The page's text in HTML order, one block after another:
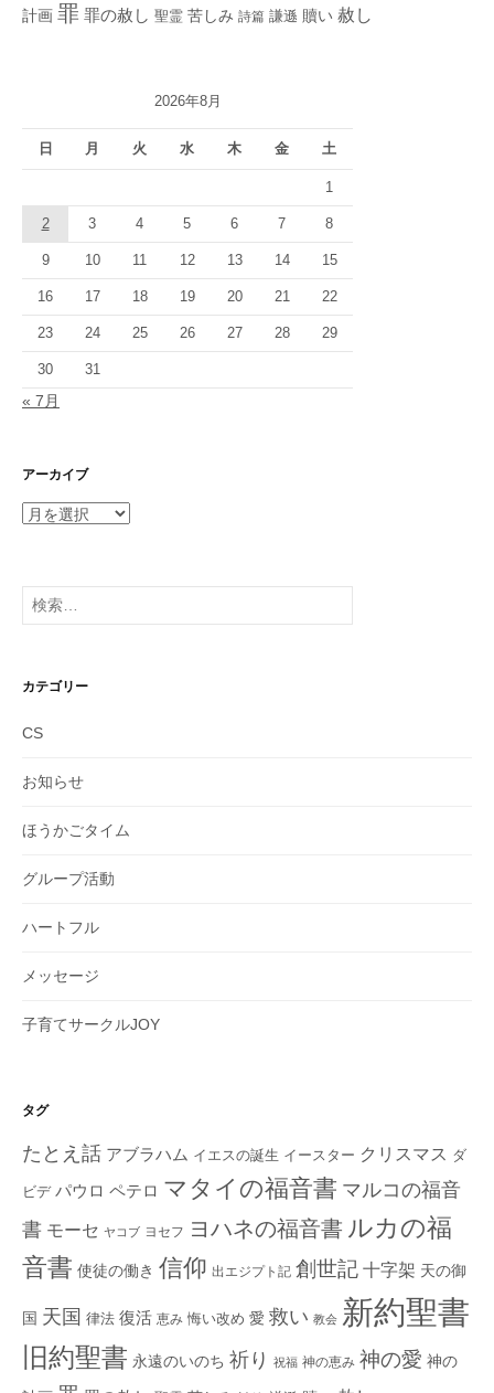
計画 罪 罪の赦し 聖霊 苦しみ 詩篇 謙遜 贖い 赦し
2026年8月
日 月 火 水 木 金 土
1
2 3 4 5 6 7 8
9 10 11 12 13 14 15
16 17 18 19 20 21 22
23 24 25 26 27 28 29
30 31
« 7月
アーカイブ
ア
イ
ブ
検
索:
カテゴリー
CS
お知らせ
ほうかごタイム
グループ活動
ハートフル
メッセージ
子育てサークルJOY
タグ
たとえ話 アブラハム イエスの誕生 イースター クリスマス ダ
ビデ パウロ ペテロ マタイの福音書 マルコの福音
書 モーセ ヤコブ ヨセフ ヨハネの福音書 ルカの福
音書 使徒の働き 信仰 出エジプト記 創世記 十字架 天の御
国 天国 律法 復活 恵み 悔い改め 愛 救い 教会 新約聖書
旧約聖書 永遠のいのち 祈り 祝福 神の恵み 神の愛 神の